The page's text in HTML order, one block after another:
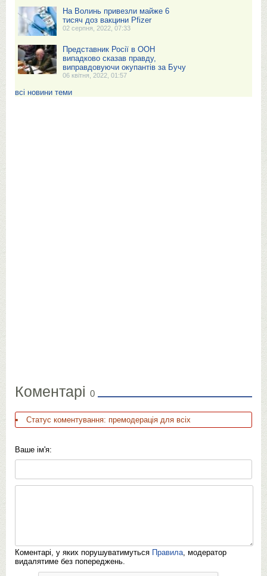
На Волинь привезли майже 6
тисяч доз вакцини Pfizer
02 серпня, 2022, 07:33
Представник Росії в ООН
випадково сказав правду,
виправдовуючи окупантів за Бучу
06 квітня, 2022, 01:57
всі новини теми
Коментарі 0
Статус коментування: премодерація для всіх
Ваше ім'я:
Коментарі, у яких порушуватимуться Правила , модератор
видалятиме без попереджень.